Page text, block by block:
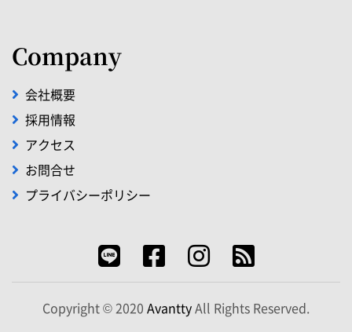
Company
会社概要
採用情報
アクセス
お問合せ
プライバシーポリシー
Copyright © 2020 AvanttyAll Rights Reserved.